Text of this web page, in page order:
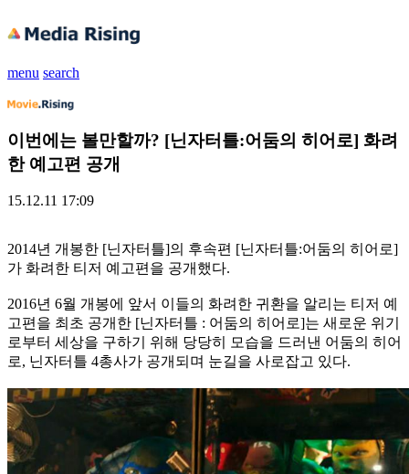
menu search
이번에는 볼만할까? [닌자터틀:어둠의 히어로] 화려
한 예고편 공개
15.12.11 17:09
2014년 개봉한 [닌자터틀]의 후속편 [닌자터틀:어둠의 히어로]
가 화려한 티저 예고편을 공개했다.
2016년 6월 개봉에 앞서 이들의 화려한 귀환을 알리는 티저 예
고편을 최초 공개한 [닌자터틀 : 어둠의 히어로]는 새로운 위기
로부터 세상을 구하기 위해 당당히 모습을 드러낸 어둠의 히어
로, 닌자터틀 4총사가 공개되며 눈길을 사로잡고 있다.